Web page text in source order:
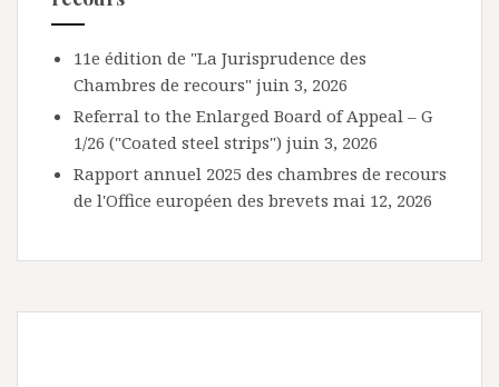
11e édition de "La Jurisprudence des
Chambres de recours" juin 3, 2026
Referral to the Enlarged Board of Appeal – G
1/26 ("Coated steel strips") juin 3, 2026
Rapport annuel 2025 des chambres de recours
de l'Office européen des brevets mai 12, 2026